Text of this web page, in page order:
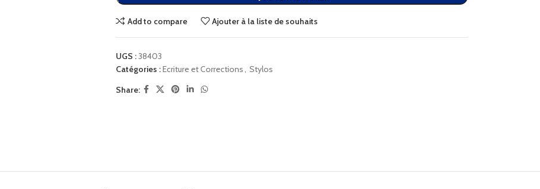
Add to compare Ajouter à la liste de souhaits
UGS :38403
Catégories :Ecriture et Corrections, Stylos
Share: